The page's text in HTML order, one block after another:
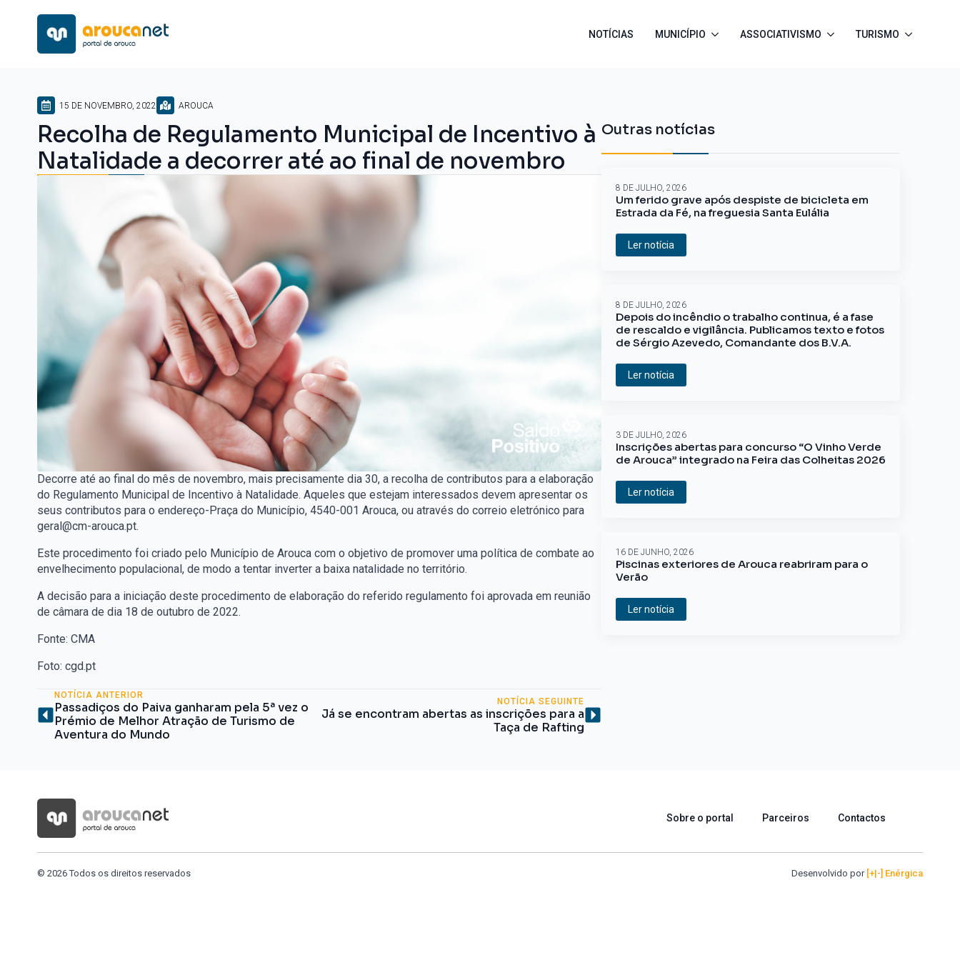
NOTÍCIAS MUNICÍPIO ASSOCIATIVISMO TURISMO
15 DE NOVEMBRO, 2022 AROUCA
Recolha de Regulamento Municipal de Incentivo à
Natalidade a decorrer até ao final de novembro
Decorre até ao final do mês de novembro, mais precisamente dia 30, a recolha de contributos para a elaboração
do Regulamento Municipal de Incentivo à Natalidade. Aqueles que estejam interessados devem apresentar os
seus contributos para o endereço-Praça do Município, 4540-001 Arouca, ou através do correio eletrónico para
geral@cm-arouca.pt.
Este procedimento foi criado pelo Município de Arouca com o objetivo de promover uma política de combate ao
envelhecimento populacional, de modo a tentar inverter a baixa natalidade no território.
A decisão para a iniciação deste procedimento de elaboração do referido regulamento foi aprovada em reunião
de câmara de dia 18 de outubro de 2022.
Fonte: CMA
Foto: cgd.pt
NOTÍCIA ANTERIOR
Passadiços do Paiva ganharam pela 5ª vez o
Prémio de Melhor Atração de Turismo de
Aventura do Mundo
NOTÍCIA SEGUINTE
Já se encontram abertas as inscrições para a
Taça de Rafting
Outras notícias
Um ferido grave após despiste de bicicleta em
Estrada da Fé, na freguesia Santa Eulália
8 DE JULHO, 2026
Ler notícia
Depois do incêndio o trabalho continua, é a fase
de rescaldo e vigilância. Publicamos texto e fotos
de Sérgio Azevedo, Comandante dos B.V.A.
8 DE JULHO, 2026
Ler notícia
Inscrições abertas para concurso “O Vinho Verde
de Arouca” integrado na Feira das Colheitas 2026
3 DE JULHO, 2026
Ler notícia
Piscinas exteriores de Arouca reabriram para o
Verão
16 DE JUNHO, 2026
Ler notícia
Sobre o portal Parceiros Contactos
© 2026 Todos os direitos reservados Desenvolvido por [+|-] Enérgica